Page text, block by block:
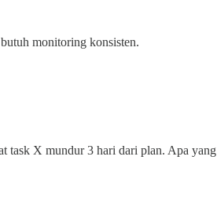
monitoring konsisten.
task X mundur 3 hari dari plan. Apa